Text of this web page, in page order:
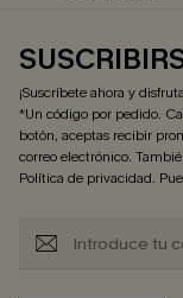
¡Suscríbete ahora y
*Un código por pedido.
botón, aceptas recibir
correo electrónico.
Política de privacidad.